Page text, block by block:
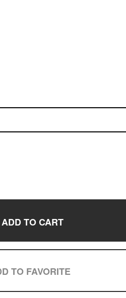
ADD TO CART
TO FAVORITE